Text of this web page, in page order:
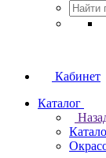
Кабинет
Каталог